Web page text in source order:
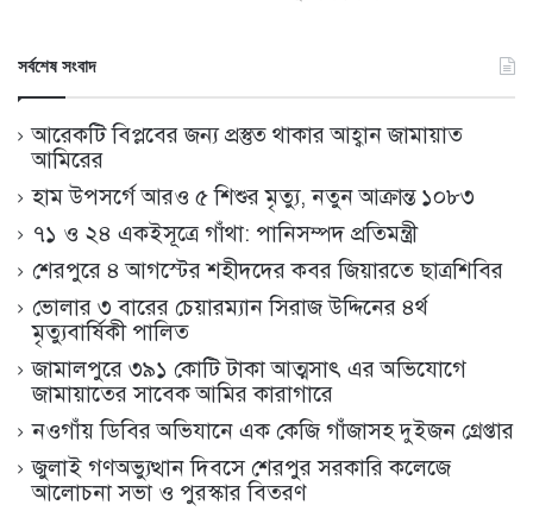
সর্বশেষ সংবাদ
আরেকটি বিপ্লবের জন্য প্রস্তুত থাকার আহ্বান জামায়াত
আমিরের
হাম উপসর্গে আরও ৫ শিশুর মৃত্যু, নতুন আক্রান্ত ১০৮৩
৭১ ও ২৪ একইসূত্রে গাঁথা: পানিসম্পদ প্রতিমন্ত্রী
শেরপুরে ৪ আগস্টের শহীদদের কবর জিয়ারতে ছাত্রশিবির
ভোলার ৩ বারের চেয়ারম্যান সিরাজ উদ্দিনের ৪র্থ
মৃত্যুবার্ষিকী পালিত
জামালপুরে ৩৯১ কোটি টাকা আত্মসাৎ এর অভিযোগে
জামায়াতের সাবেক আমির কারাগারে
নওগাঁয় ডিবির অভিযানে এক কেজি গাঁজাসহ দুইজন গ্রেপ্তার
জুলাই গণঅভ্যুত্থান দিবসে শেরপুর সরকারি কলেজে
আলোচনা সভা ও পুরস্কার বিতরণ